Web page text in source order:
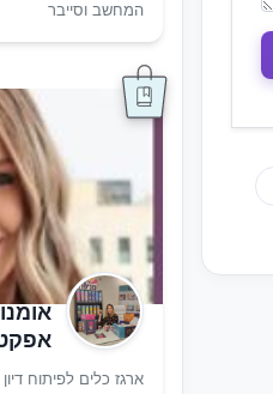
המחשב וסייבר
ארגז כלים לפיתוח